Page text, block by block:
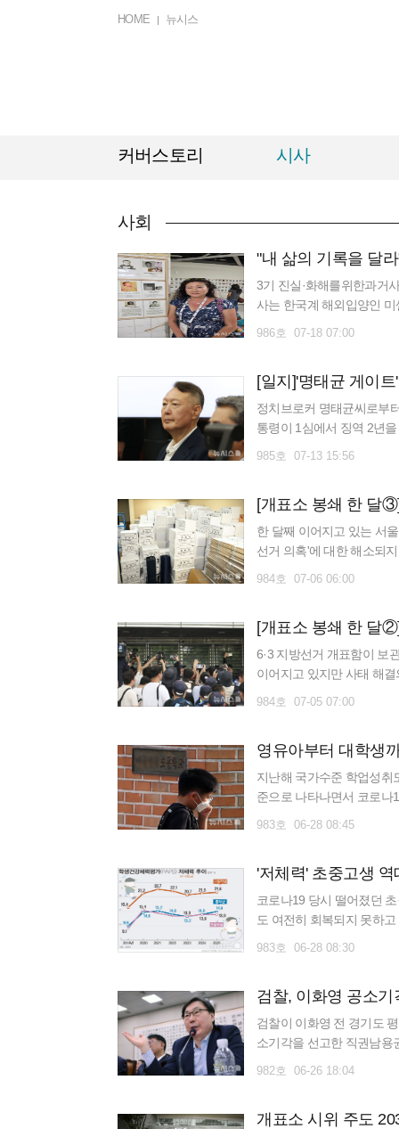
HOME 뉴시스
커버스토리 시사
사회
3기 진실·화해를위한과거
사는 한국계 해외입양인
986호 07-18 07:00
[일지]'명태균 게이
정치브로커 명태균씨로부
통령이 1심에서 징역 2년
985호 07-13 15:56
[개표소 봉쇄 한 달
한 달째 이어지고 있는 서
선거 의혹'에 대한 해소되
984호 07-06 06:00
6·3 지방선거 개표함이 보
이어지고 있지만 사태 해
984호 07-05 07:00
영유아부터 대학생
지난해 국가수준 학업성취
준으로 나타나면서 코로나
983호 06-28 08:45
'저체력' 초중고생
코로나19 당시 떨어졌던
도 여전히 회복되지 못하
983호 06-28 08:30
검찰, 이화영 공소
검찰이 이화영 전 경기도
소기각을 선고한 직권남용
982호 06-26 18:04
개표소 시위 주도